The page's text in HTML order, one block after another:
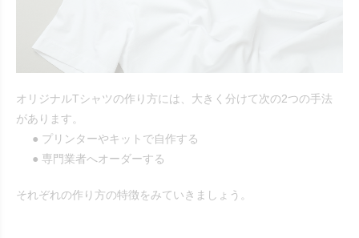
オリジナルTシャツの作り方には、大きく分けて次の2つの手法
があります。
● プリンターやキットで自作する
● 専門業者へオーダーする
それぞれの作り方の特徴をみていきましょう。